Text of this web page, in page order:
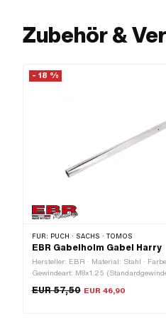
Zubehör &
- 18 %
FÜR: PUCH · SACHS · TOMOS
EBR Gabelholm Gabel Harry
Hersteller: EBR · Material: Stahl ·
Gewindeart: M8x1.25
Gesamtlänge: 645 mm
EUR 57,50 EUR 46,90